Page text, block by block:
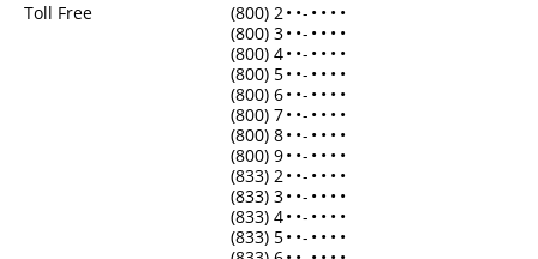
Toll Free
(800) 2• •- • • • •
(800) 3• •- • • • •
(800) 4• •- • • • •
(800) 5• •- • • • •
(800) 6• •- • • • •
(800) 7• •- • • • •
(800) 8• •- • • • •
(800) 9• •- • • • •
(833) 2• •- • • • •
(833) 3• •- • • • •
(833) 4• •- • • • •
(833) 5• •- • • • •